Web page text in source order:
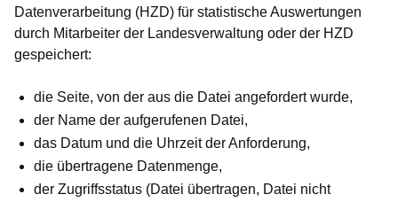
Datenverarbeitung (HZD) für statistische Auswertungen
durch Mitarbeiter der Landesverwaltung oder der HZD
gespeichert:
die Seite, von der aus die Datei angefordert wurde,
der Name der aufgerufenen Datei,
das Datum und die Uhrzeit der Anforderung,
die übertragene Datenmenge,
der Zugriffsstatus (Datei übertragen, Datei nicht